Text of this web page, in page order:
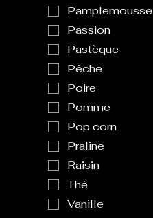
Pamplemousse
Passion
Pastèque
Pêche
Poire
Pomme
Pop corn
Praline
Raisin
Thé
Vanille